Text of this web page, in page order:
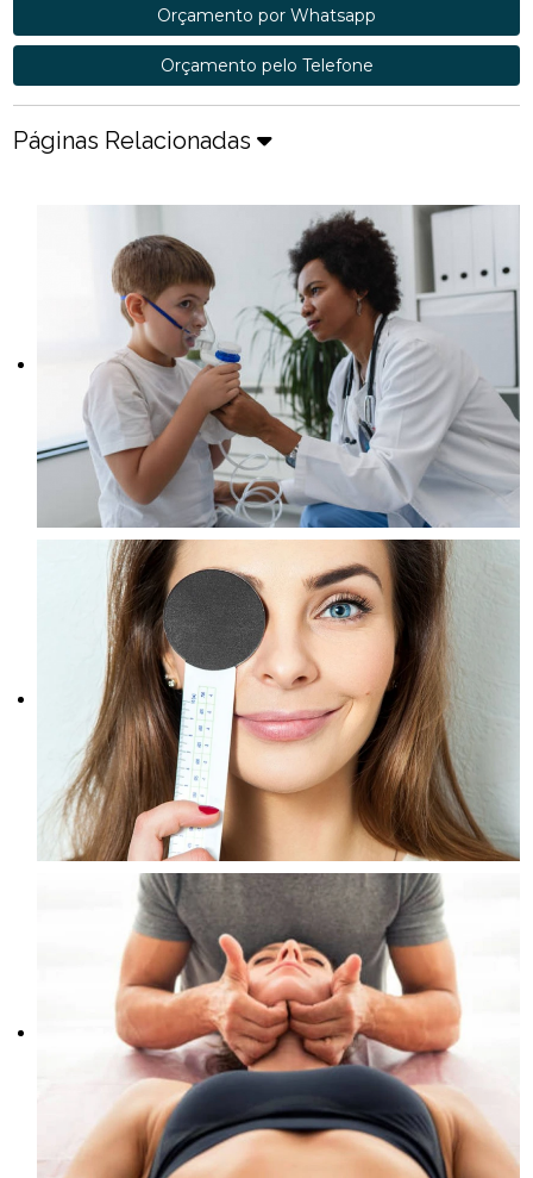
Orçamento por Whatsapp
Orçamento pelo Telefone
Páginas Relacionadas